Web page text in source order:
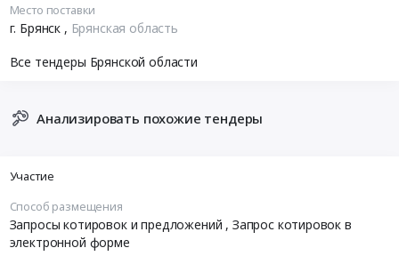
Место поставки
г. Брянск , Брянская область
Все тендеры Брянской области
Анализировать похожие тендеры
Участие
Способ размещения
Запросы котировок и предложений , Запрос котировок в
электронной форме